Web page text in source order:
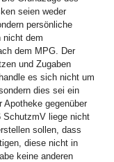
seien weder
persönliche
nicht dem
dem MPG. Der
und Zugaben
es sich nicht um
dies sei ein
Apotheke gegenüber
SchutzmV liege nicht
sollen, dass
diese nicht in
keine anderen